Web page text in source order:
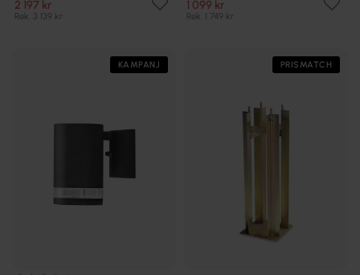
2 197 kr
Rek. 3 139 kr
1 099 kr
Rek. 1 749 kr
KAMPANJ PRISMATCH